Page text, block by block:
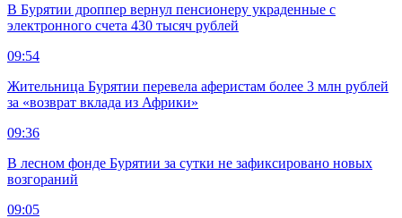
В Бурятии дроппер вернул пенсионеру украденные с
электронного счета 430 тысяч рублей
09:54
Жительница Бурятии перевела аферистам более 3 млн рублей
за «возврат вклада из Африки»
09:36
В лесном фонде Бурятии за сутки не зафиксировано новых
возгораний
09:05